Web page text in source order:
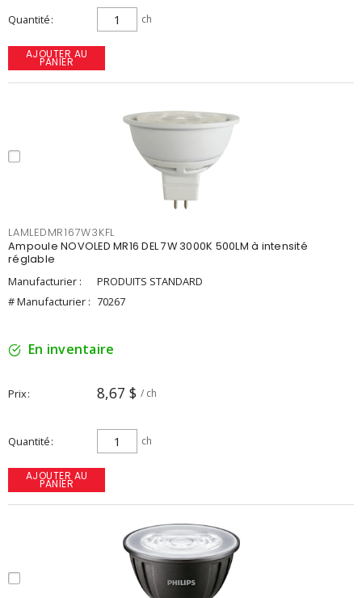
Quantité ch
AJOUTER AU
PANIER
LAMLEDMR167W3KFL
Ampoule NOVOLED MR16 DEL 7W 3000K 500LM à intensité
réglable
Manufacturier :
PRODUITS STANDARD
# Manufacturier : 70267
En inventaire
Prix 8,67 $ / ch
Quantité ch
AJOUTER AU
PANIER